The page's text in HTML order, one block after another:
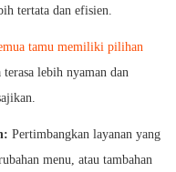
tertata dan efisien.
tamu memiliki pilihan
lebih nyaman dan
Pertimbangkan layanan yang
menu, atau tambahan